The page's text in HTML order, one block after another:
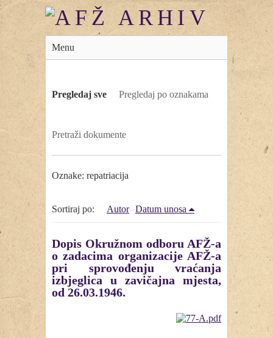
Menu
Pregledaj sve Pregledaj po oznakama
Pretraži dokumente
Oznake: repatriacija
Sortiraj po: Autor Datum unosa
Dopis Okružnom odboru AFŽ-a
o zadacima organizacije AFŽ-a
pri sprovođenju vraćanja
izbjeglica u zavičajna mjesta,
od 26.03.1946.